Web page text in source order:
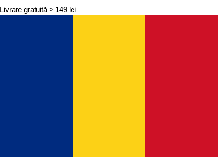
Livrare gratuită > 149 lei